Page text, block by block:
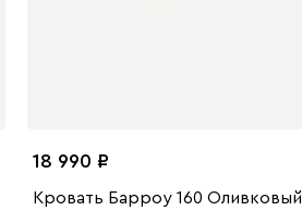
18 990
Кровать Барроу 160 Оливковый